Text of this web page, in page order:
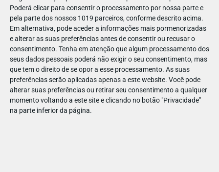
Poderá clicar para consentir o processamento por nossa parte e
pela parte dos nossos 1019 parceiros, conforme descrito acima.
Em alternativa, pode aceder a informações mais pormenorizadas
e alterar as suas preferências antes de consentir ou recusar o
consentimento. Tenha em atenção que algum processamento dos
seus dados pessoais poderá não exigir o seu consentimento, mas
que tem o direito de se opor a esse processamento. As suas
preferências serão aplicadas apenas a este website. Você pode
alterar suas preferências ou retirar seu consentimento a qualquer
momento voltando a este site e clicando no botão "Privacidade"
na parte inferior da página.
10
20347846347179